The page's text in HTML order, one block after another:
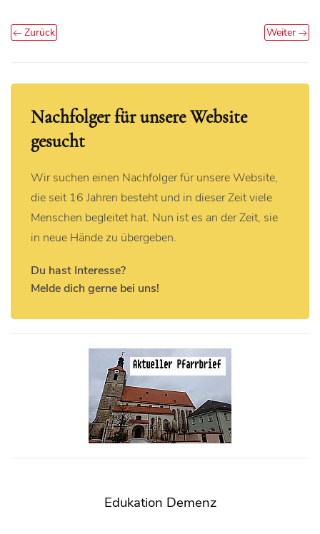
Zurück Weiter
Nachfolger für unsere Website
gesucht
Wir suchen einen Nachfolger für unsere Website,
die seit 16 Jahren besteht und in dieser Zeit viele
Menschen begleitet hat. Nun ist es an der Zeit, sie
in neue Hände zu übergeben.
Du hast Interesse?
Melde dich gerne bei uns!
Edukation Demenz